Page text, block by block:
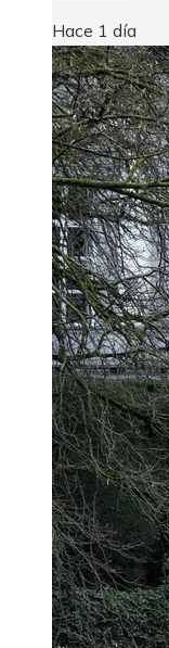
Hace 1 día